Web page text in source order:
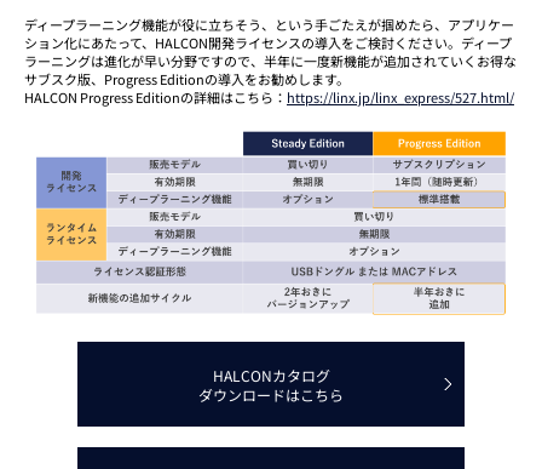
ディープラーニング機能が役に立ちそう、という手ごたえが掴めたら、アプリケー
ション化にあたって、HALCON開発ライセンスの導入をご検討ください。ディープ
ラーニングは進化が早い分野ですので、半年に一度新機能が追加されていくお得な
サブスク版、Progress Editionの導入をお勧めします。
HALCON Progress Editionの詳細はこちら： https://linx.jp/linx_express/527.html/
HALCONカタログ
ダウンロードはこちら